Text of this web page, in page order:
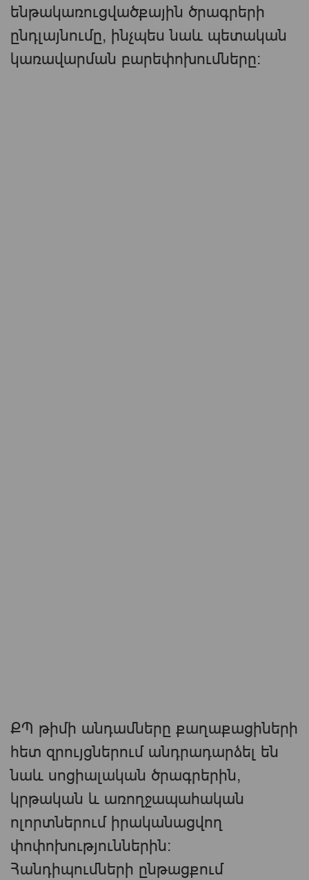
ենթակառուցվածքային ծրագրերի
ընդլայնումը, ինչպես նաև պետական
կառավարման բարեփոխումները։
ՔՊ թիմի անդամները քաղաքացիների
հետ զրույցներում անդրադարձել են
նաև սոցիալական ծրագրերին,
կրթական և առողջապահական
ոլորտներում իրականացվող
փոփոխություններին։
Հանդիպումների ընթացքում